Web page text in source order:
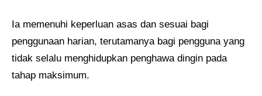
Ia memenuhi keperluan asas dan sesuai bagi
penggunaan harian, terutamanya bagi pengguna yang
tidak selalu menghidupkan penghawa dingin pada
tahap maksimum.